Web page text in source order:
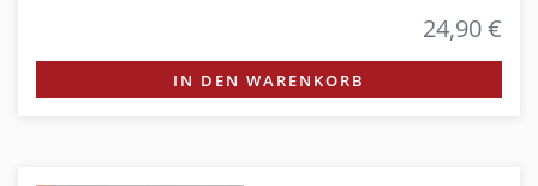
24,90 €
IN DEN WARENKORB